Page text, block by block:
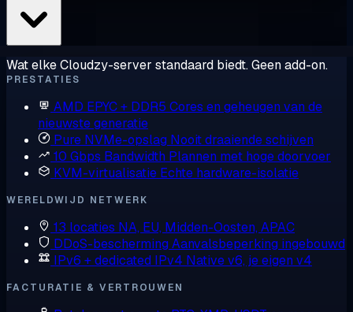
Wat elke Cloudzy-server standaard biedt. Geen add-on.
PRESTATIES
AMD EPYC + DDR5 Cores en geheugen van de
nieuwste generatie
Pure NVMe-opslag Nooit draaiende schijven
10 Gbps Bandwidth Plannen met hoge doorvoer
KVM-virtualisatie Echte hardware-isolatie
WERELDWIJD NETWERK
13 locaties NA, EU, Midden-Oosten, APAC
DDoS-bescherming Aanvalsbeperking ingebouwd
IPv6 + dedicated IPv4 Native v6, je eigen v4
FACTURATIE & VERTROUWEN